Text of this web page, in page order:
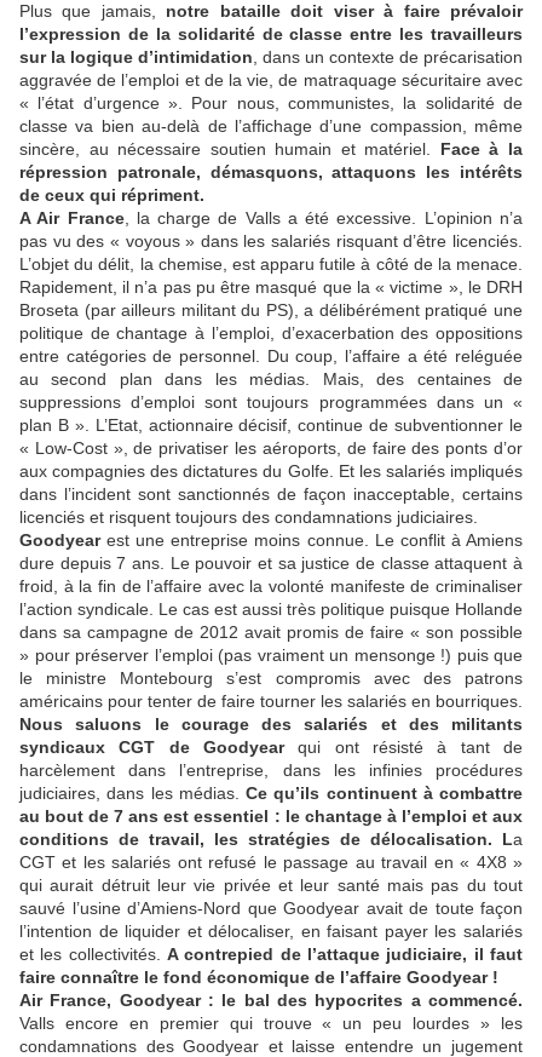
Plus que jamais, notre bataille doit viser à faire prévaloir
l’expression de la solidarité de classe entre les travailleurs
sur la logique d’intimidation , dans un contexte de précarisation
aggravée de l’emploi et de la vie, de matraquage sécuritaire avec
« l’état d’urgence ». Pour nous, communistes, la solidarité de
classe va bien au-delà de l’affichage d’une compassion, même
sincère, au nécessaire soutien humain et matériel. Face à la
répression patronale, démasquons, attaquons les intérêts
de ceux qui répriment.
A Air France, la charge de Valls a été excessive. L’opinion n’a
pas vu des « voyous » dans les salariés risquant d’être licenciés.
L’objet du délit, la chemise, est apparu futile à côté de la menace.
Rapidement, il n’a pas pu être masqué que la « victime », le DRH
Broseta (par ailleurs militant du PS), a délibérément pratiqué une
politique de chantage à l’emploi, d’exacerbation des oppositions
entre catégories de personnel. Du coup, l’affaire a été reléguée
au second plan dans les médias. Mais, des centaines de
suppressions d’emploi sont toujours programmées dans un «
plan B ». L’Etat, actionnaire décisif, continue de subventionner le
« Low-Cost », de privatiser les aéroports, de faire des ponts d’or
aux compagnies des dictatures du Golfe. Et les salariés impliqués
dans l’incident sont sanctionnés de façon inacceptable, certains
licenciés et risquent toujours des condamnations judiciaires.
Goodyearest une entreprise moins connue. Le conflit à Amiens
dure depuis 7 ans. Le pouvoir et sa justice de classe attaquent à
froid, à la fin de l’affaire avec la volonté manifeste de criminaliser
l’action syndicale. Le cas est aussi très politique puisque Hollande
dans sa campagne de 2012 avait promis de faire « son possible
» pour préserver l’emploi (pas vraiment un mensonge !) puis que
le ministre Montebourg s’est compromis avec des patrons
américains pour tenter de faire tourner les salariés en bourriques.
Nous saluons le courage des salariés et des militants
syndicaux CGT de Goodyearqui ont résisté à tant de
harcèlement dans l’entreprise, dans les infinies procédures
judiciaires, dans les médias. Ce qu’ils continuent à combattre
au bout de 7 ans est essentiel : le chantage à l’emploi et aux
conditions de travail, les stratégies de délocalisation. La
CGT et les salariés ont refusé le passage au travail en « 4X8 »
qui aurait détruit leur vie privée et leur santé mais pas du tout
sauvé l’usine d’Amiens-Nord que Goodyear avait de toute façon
l’intention de liquider et délocaliser, en faisant payer les salariés
et les collectivités. A contrepied de l’attaque judiciaire, il faut
faire connaître le fond économique de l’affaire Goodyear !
Air France, Goodyear : le bal des hypocrites a commencé.
Valls encore en premier qui trouve « un peu lourdes » les
condamnations des Goodyear et laisse entendre un jugement